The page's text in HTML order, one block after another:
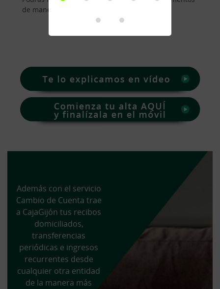
de manera online.
Además con el servicio
Cambio de Cuenta trae
a CajaGijón tus recibos
domiciliados,
transferencias
periódicas e ingresos
recurrentes desde
cualquier otra entidad
de la manera más